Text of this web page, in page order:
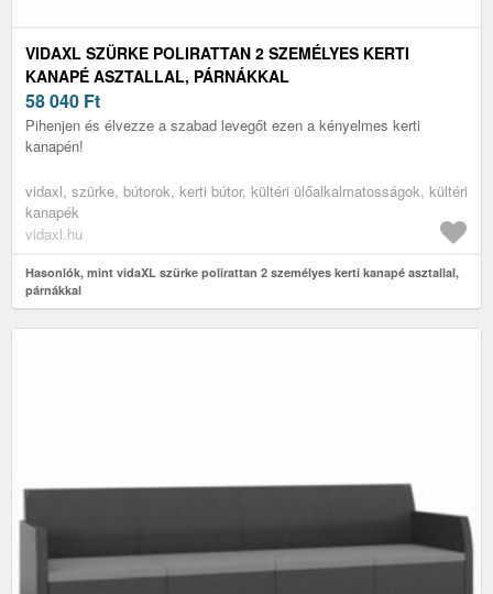
VIDAXL SZÜRKE POLIRATTAN 2 SZEMÉLYES KERTI
KANAPÉ ASZTALLAL, PÁRNÁKKAL
58 040 Ft
Pihenjen és élvezze a szabad levegőt ezen a kényelmes kerti
kanapén!
vidaxl, szürke, bútorok, kerti bútor, kültéri ülőalkalmatosságok, kültéri
kanapék
vidaxl.hu
Hasonlók, mint vidaXL szürke polirattan 2 személyes kerti kanapé asztallal,
párnákkal